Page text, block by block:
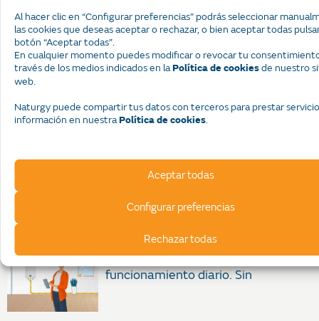
Al hacer clic en “Configurar preferencias” podrás seleccionar
las cookies que deseas aceptar o rechazar, o bien aceptar todas
botón “Aceptar todas”.
En cualquier momento puedes modificar o revocar tu
través de los medios indicados en laPolítica de cookies de nuestro
web.
Naturgy puede compartir tus datos con terceros para prestar
información en nuestraPolítica de cookies.
Aceptar todas
Rechazar todas
Configurar preferencias
https://www.ecologiaverde.com/por-que-el-gas-natural-es-
una-energia-no-renovable-1333.html
https://www.un.org/es/climatechange/what-is-renewable-
Comparte este artículo:
POST DESTACADOS
Después de instalar un boiler, rara
vez volvemos a pensar en su
funcionamiento diario. Sin